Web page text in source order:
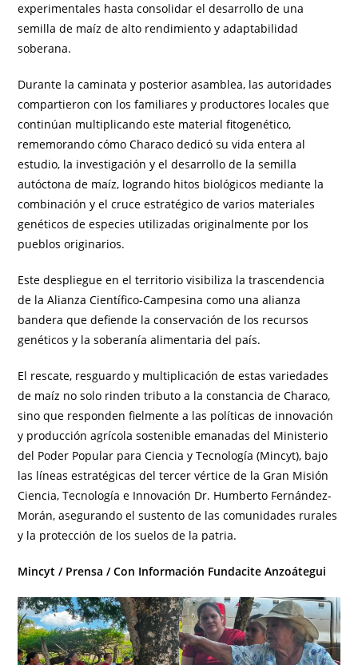
experimentales hasta consolidar el desarrollo de una
semilla de maíz de alto rendimiento y adaptabilidad
soberana.
Durante la caminata y posterior asamblea, las autoridades
compartieron con los familiares y productores locales que
continúan multiplicando este material fitogenético,
rememorando cómo Characo dedicó su vida entera al
estudio, la investigación y el desarrollo de la semilla
autóctona de maíz, logrando hitos biológicos mediante la
combinación y el cruce estratégico de varios materiales
genéticos de especies utilizadas originalmente por los
pueblos originarios.
Este despliegue en el territorio visibiliza la trascendencia
de la Alianza Científico-Campesina como una alianza
bandera que defiende la conservación de los recursos
genéticos y la soberanía alimentaria del país.
El rescate, resguardo y multiplicación de estas variedades
de maíz no solo rinden tributo a la constancia de Characo,
sino que responden fielmente a las políticas de innovación
y producción agrícola sostenible emanadas del Ministerio
del Poder Popular para Ciencia y Tecnología (Mincyt), bajo
las líneas estratégicas del tercer vértice de la Gran Misión
Ciencia, Tecnología e Innovación Dr. Humberto Fernández-
Morán, asegurando el sustento de las comunidades rurales
y la protección de los suelos de la patria.
Mincyt / Prensa / Con Información Fundacite Anzoátegui